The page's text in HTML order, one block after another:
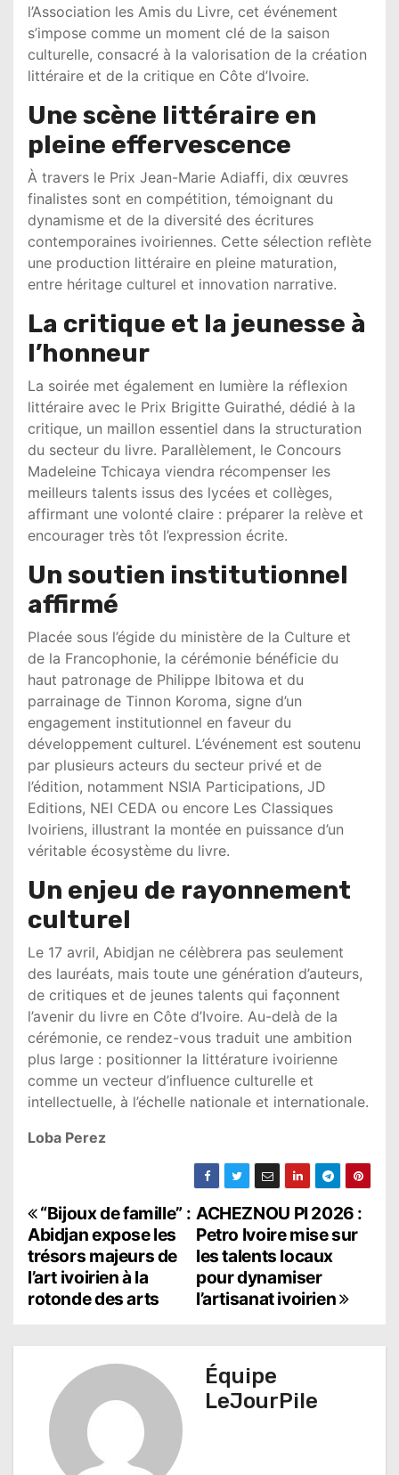
l’Association les Amis du Livre, cet événement
s’impose comme un moment clé de la saison
culturelle, consacré à la valorisation de la création
littéraire et de la critique en Côte d’Ivoire.
Une scène littéraire en
pleine effervescence
À travers le Prix Jean-Marie Adiaffi, dix œuvres
finalistes sont en compétition, témoignant du
dynamisme et de la diversité des écritures
contemporaines ivoiriennes. Cette sélection reflète
une production littéraire en pleine maturation,
entre héritage culturel et innovation narrative.
La critique et la jeunesse à
l’honneur
La soirée met également en lumière la réflexion
littéraire avec le Prix Brigitte Guirathé, dédié à la
critique, un maillon essentiel dans la structuration
du secteur du livre. Parallèlement, le Concours
Madeleine Tchicaya viendra récompenser les
meilleurs talents issus des lycées et collèges,
affirmant une volonté claire : préparer la relève et
encourager très tôt l’expression écrite.
Un soutien institutionnel
affirmé
Placée sous l’égide du ministère de la Culture et
de la Francophonie, la cérémonie bénéficie du
haut patronage de Philippe Ibitowa et du
parrainage de Tinnon Koroma, signe d’un
engagement institutionnel en faveur du
développement culturel. L’événement est soutenu
par plusieurs acteurs du secteur privé et de
l’édition, notamment NSIA Participations, JD
Editions, NEI CEDA ou encore Les Classiques
Ivoiriens, illustrant la montée en puissance d’un
véritable écosystème du livre.
Un enjeu de rayonnement
culturel
Le 17 avril, Abidjan ne célèbrera pas seulement
des lauréats, mais toute une génération d’auteurs,
de critiques et de jeunes talents qui façonnent
l’avenir du livre en Côte d’Ivoire. Au-delà de la
cérémonie, ce rendez-vous traduit une ambition
plus large : positionner la littérature ivoirienne
comme un vecteur d’influence culturelle et
intellectuelle, à l’échelle nationale et internationale.
Loba Perez
N
a
v
g
ACHEZNOU PI 2026 :
Petro Ivoire mise sur
les talents locaux
pour dynamiser
l’artisanat ivoirien
“Bijoux de famille” :
Abidjan expose les
trésors majeurs de
l’art ivoirien à la
rotonde des arts
Équipe
LeJourPile